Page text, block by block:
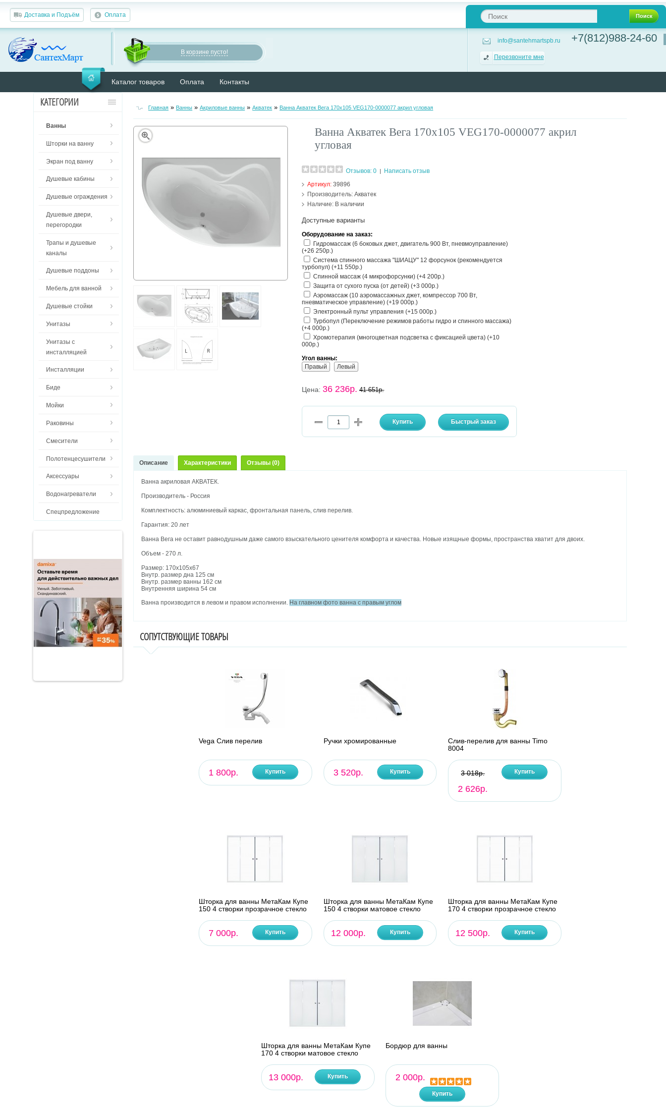
Доставка и Подъём Оплата Поиск
В корзине пусто!
info@santehmartspb.ru
Перезвоните мне
+7(812)988-24-60
Каталог товаров Оплата Контакты
КАТЕГОРИИ
Ванны
Шторки на ванну
Экран под ванну
Душевые кабины
Душевые ограждения
Душевые двери,
перегородки
Трапы и душевые
каналы
Душевые поддоны
Мебель для ванной
Душевые стойки
Унитазы
Унитазы с
инсталляцией
Инсталляции
Биде
Мойки
Раковины
Смесители
Полотенцесушители
Аксессуары
Водонагреватели
Спецпредложение
Главная » Ванны »Акриловые ванны »Акватек » Ванна Акватек Вега 170х105 VEG170-0000077 акрил угловая
Ванна Акватек Вега 170х105 VEG170-0000077 акрил
угловая
Отзывов: 0 |
Написать отзыв
Артикул:39896
Производитель: Акватек
Наличие: В наличии
Доступные варианты
Оборудование на заказ:
Гидромассаж (6 боковых джет, двигатель 900 Вт, пневмоуправление)
(+26 250р.)
Система спинного массажа "ШИАЦУ" 12 форсунок (рекомендуется
турбопул) (+11 550р.)
Спинной массаж (4 микрофорсунки) (+4 200р.)
Защита от сухого пуска (от детей) (+3 000р.)
Аэромассаж (10 аэромассажных джет, компрессор 700 Вт,
пневматическое управление) (+19 000р.)
Электронный пульт управления (+15 000р.)
Турбопул (Переключение режимов работы гидро и спинного массажа)
(+4 000р.)
Хромотерапия (многоцветная подсветка с фиксацией цвета) (+10
000р.)
Угол ванны:
Правый
Левый
Цена:36 236р. 41 651р.
Описание Характеристики Отзывы (0)
Ванна акриловая АКВАТЕК.
Производитель - Россия
Комплектность: алюминиевый каркас, фронтальная панель, слив перелив.
Гарантия: 20 лет
Ванна Вега не оставит равнодушным даже самого взыскательного ценителя комфорта и качества. Новые изящные формы, пространства хватит для двоих.
Объем - 270 л.
Размер: 170х105х67
Внутр. размер дна 125 см
Внутр. размер ванны 162 см
Внутренняя ширина 54 см
Ванна производится в левом и правом исполнении. На главном фото ванна с правым углом
СОПУТСТВУЮЩИЕ ТОВАРЫ
Vega Слив перелив
1 800р. Купить
Ручки хромированные
3 520р. Купить
Слив-перелив для ванны Timo
8004
3 018р.
2 626р.
Купить
Шторка для ванны МетаКам Купе
150 4 створки прозрачное стекло
7 000р. Купить
Шторка для ванны МетаКам Купе
150 4 створки матовое стекло
12 000р. Купить
Шторка для ванны МетаКам Купе
170 4 створки прозрачное стекло
12 500р. Купить
Шторка для ванны МетаКам Купе
170 4 створки матовое стекло
13 000р. Купить
Бордюр для ванны
2 000р.
Купить